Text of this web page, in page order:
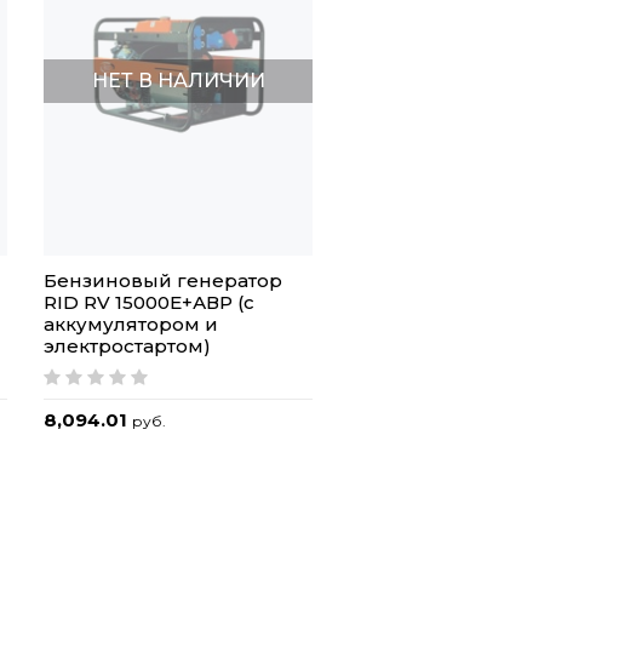
НЕТ В НАЛИЧИИ
Бензиновый генератор
RID RV 15000E+АВР (с
аккумулятором и
электростартом)
8,094.01 руб.